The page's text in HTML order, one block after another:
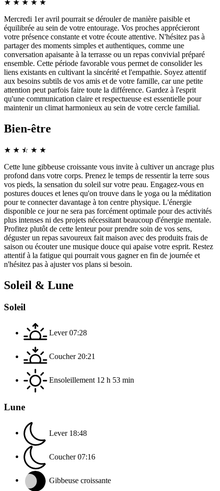
★ ★ ★ ★ ★
Mercredi 1er avril pourrait se dérouler de manière paisible et
équilibrée au sein de votre entourage. Vos proches apprécieront
votre présence constante et votre écoute attentive. N'hésitez pas à
partager des moments simples et authentiques, comme une
conversation apaisante à la terrasse ou un repas convivial préparé
ensemble. Cette période favorable vous permet de consolider les
liens existants en cultivant la sincérité et l'empathie. Soyez attentif
aux besoins subtils de vos amis et de votre famille, car une petite
attention peut parfois faire toute la différence. Gardez à l'esprit
qu'une communication claire et respectueuse est essentielle pour
maintenir un climat harmonieux au sein de votre cercle familial.
Bien-être
★ ★ ☆
★ ★ ★
Cette lune gibbeuse croissante vous invite à cultiver un ancrage plus
profond dans votre corps. Prenez le temps de ressentir la terre sous
vos pieds, la sensation du soleil sur votre peau. Engagez-vous en
postures douces et lenes qu'on trouve dans le yoga ou la méditation
pour te connecter davantage à ton centre physique. L'énergie
disponible ce jour ne sera pas forcément optimale pour des activités
plus intenses ni des projets nécessitant beaucoup d'énergie mentale.
Profitez plutôt de cette lenteur pour prendre soin de vos sens,
déguster un repas savoureux fait maison avec des produits frais de
saison ou écouter une musique douce qui apaise votre esprit. Restez
attentif à la fatigue qui pourrait vous gagner en fin de journée et
n'hésitez pas à ajuster vos plans si besoin.
Soleil & Lune
Soleil
Lever 07:28
Coucher 20:21
Ensoleillement 12 h 53 min
Lune
Lever 18:48
Coucher 07:16
Gibbeuse croissante